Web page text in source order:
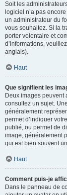
Soit les
logiciel n’a pas
un administrateur du
vous souhaitez. Si la
porter volontaire et
d’informations,
anglais).
Haut
Que signifient les
Deux images peuvent
consultez un sujet.
généralement
permet d’indiquer
publié, ou permet de
image, généralement
qui est bien souvent
Haut
Comment puis-je
Dans le panneau de